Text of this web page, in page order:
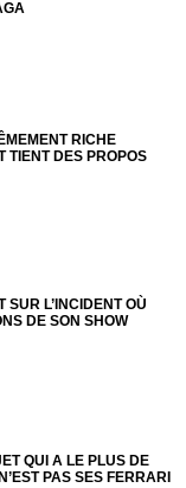
RICHE
TIENT DES PROPOS
L’INCIDENT OÙ
DE SON SHOW
QUI A LE PLUS DE
PAS SES FERRARI